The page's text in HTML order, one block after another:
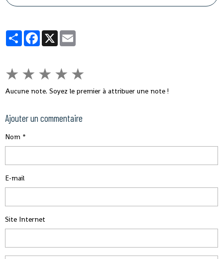
tronçon de route nationale (RN 30), qui étaient attendus depuis plus de 20
PartagerFacebook
X
★ ★ ★ ★ ★
Aucune note. Soyez le premier à attribuer une note !
Ajouter un commentaire
Nom
E-mail
Site Internet